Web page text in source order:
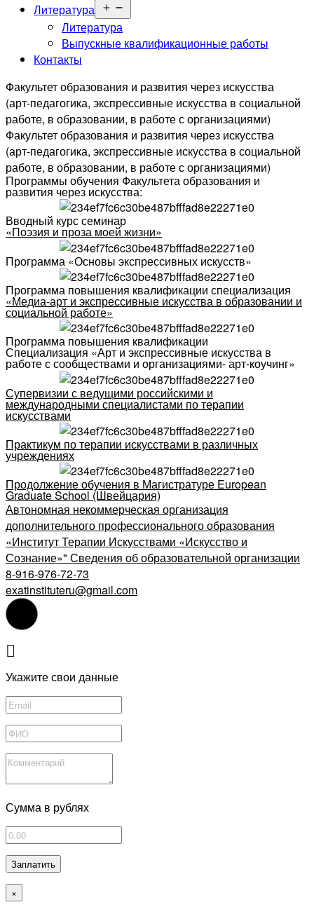
Литература
меню
Литература
Выпускные квалификационные работы
Контакты
Факультет образования и развития через искусства
(арт-педагогика, экспрессивные искусства в социальной
работе, в образовании, в работе с организациями)
Факультет образования и развития через искусства
(арт-педагогика, экспрессивные искусства в социальной
работе, в образовании, в работе с организациями)
Программы обучения Факультета образования и
развития через искусства:
Вводный курс семинар
«Поэзия и проза моей жизни»
Программа «Основы экспрессивных искусств»
Программа повышения квалификации специализация
«Медиа-арт и экспрессивные искусства в образовании и
социальной работе»
Программа повышения квалификации
Специализация «Арт и экспрессивные искусства в
работе с сообществами и организациями- арт-коучинг»
Супервизии с ведущими российскими и
международными специалистами по терапии
искусствами
Практикум по терапии искусствами в различных
учреждениях
Продолжение обучения в Магистратуре European
Graduate School (Швейцария)
Автономная некоммерческая организация
дополнительного профессионального образования
«Институт Терапии Искусствами «Искусство и
Сознание»" Сведения об образовательной организации
8-916-976-72-73
exatinstituteru@gmail.com
Укажите свои данные
Сумма в рублях
Заплатить
×